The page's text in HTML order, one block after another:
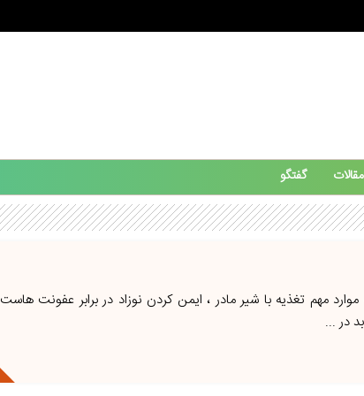
مقالات گفتگو
مهم تغذیه با شیر مادر ، ایمن کردن نوزاد در برابر عفونت هاست
در ...